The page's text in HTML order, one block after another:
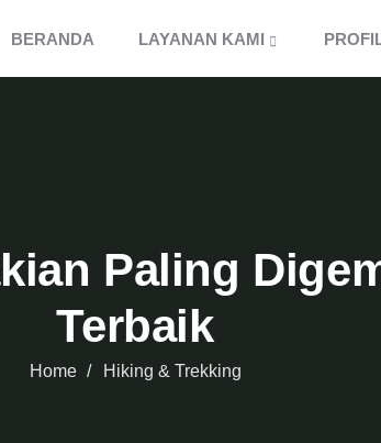
BERANDA LAYANAN KAMI
Paling
Terbaik
Home Hiking & Trekking